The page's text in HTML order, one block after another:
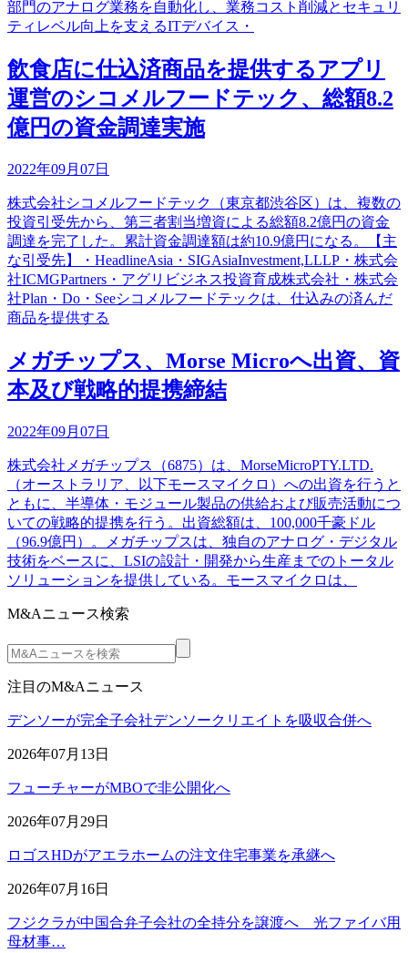
部門のアナログ業務を自動化し、業務コスト削減とセキュリ
ティレベル向上を支えるITデバイス・
飲食店に仕込済商品を提供するアプリ
運営のシコメルフードテック、総額8.2
億円の資金調達実施
2022年09月07日
株式会社シコメルフードテック（東京都渋谷区）は、複数の
投資引受先から、第三者割当増資による総額8.2億円の資金
調達を完了した。累計資金調達額は約10.9億円になる。【主
な引受先】・HeadlineAsia・SIGAsiaInvestment,LLLP・株式会
社ICMGPartners・アグリビジネス投資育成株式会社・株式会
社Plan・Do・Seeシコメルフードテックは、仕込みの済んだ
商品を提供する
メガチップス、Morse Microへ出資、資
本及び戦略的提携締結
2022年09月07日
株式会社メガチップス（6875）は、MorseMicroPTY.LTD.
（オーストラリア、以下モースマイクロ）への出資を行うと
ともに、半導体・モジュール製品の供給および販売活動につ
いての戦略的提携を行う。出資総額は、100,000千豪ドル
（96.9億円）。メガチップスは、独自のアナログ・デジタル
技術をベースに、LSIの設計・開発から生産までのトータル
ソリューションを提供している。モースマイクロは、
M&Aニュース検索
注目のM&Aニュース
デンソーが完全子会社デンソークリエイトを吸収合併へ
2026年07月13日
フューチャーがMBOで非公開化へ
2026年07月29日
ロゴスHDがアエラホームの注文住宅事業を承継へ
2026年07月16日
フジクラが中国合弁子会社の全持分を譲渡へ 光ファイバ用
母材事…